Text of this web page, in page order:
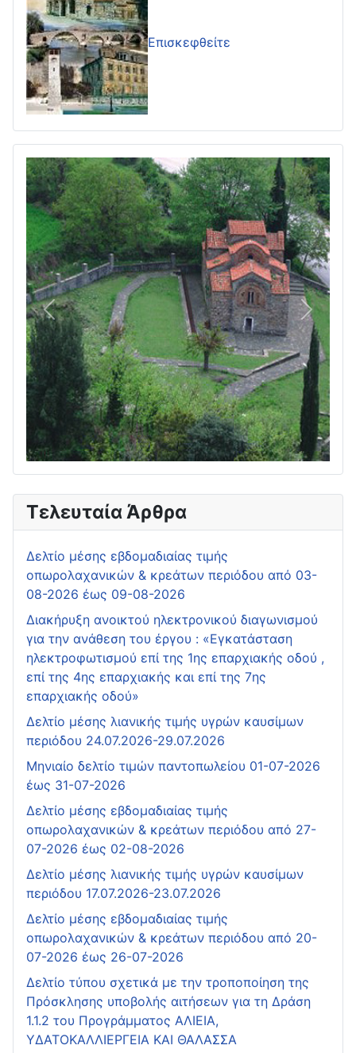
Επισκεφθείτε
Πίσω
Τελευταία Άρθρα
Δελτίο μέσης εβδομαδιαίας τιμής
οπωρολαχανικών & κρεάτων περιόδου από 03-
08-2026 έως 09-08-2026
Διακήρυξη ανοικτού ηλεκτρονικού διαγωνισμού
για την ανάθεση του έργου : «Εγκατάσταση
ηλεκτροφωτισμού επί της 1ης επαρχιακής οδού ,
επί της 4ης επαρχιακής και επί της 7ης
επαρχιακής οδού»
Δελτίο μέσης λιανικής τιμής υγρών καυσίμων
περιόδου 24.07.2026-29.07.2026
Μηνιαίο δελτίο τιμών παντοπωλείου 01-07-2026
έως 31-07-2026
Δελτίο μέσης εβδομαδιαίας τιμής
οπωρολαχανικών & κρεάτων περιόδου από 27-
07-2026 έως 02-08-2026
Δελτίο μέσης λιανικής τιμής υγρών καυσίμων
περιόδου 17.07.2026-23.07.2026
Δελτίο μέσης εβδομαδιαίας τιμής
οπωρολαχανικών & κρεάτων περιόδου από 20-
07-2026 έως 26-07-2026
Δελτίο τύπου σχετικά με την τροποποίηση της
Πρόσκλησης υποβολής αιτήσεων για τη Δράση
1.1.2 του Προγράμματος ΑΛΙΕΙΑ,
ΥΔΑΤΟΚΑΛΛΙΕΡΓΕΙΑ ΚΑΙ ΘΑΛΑΣΣΑ